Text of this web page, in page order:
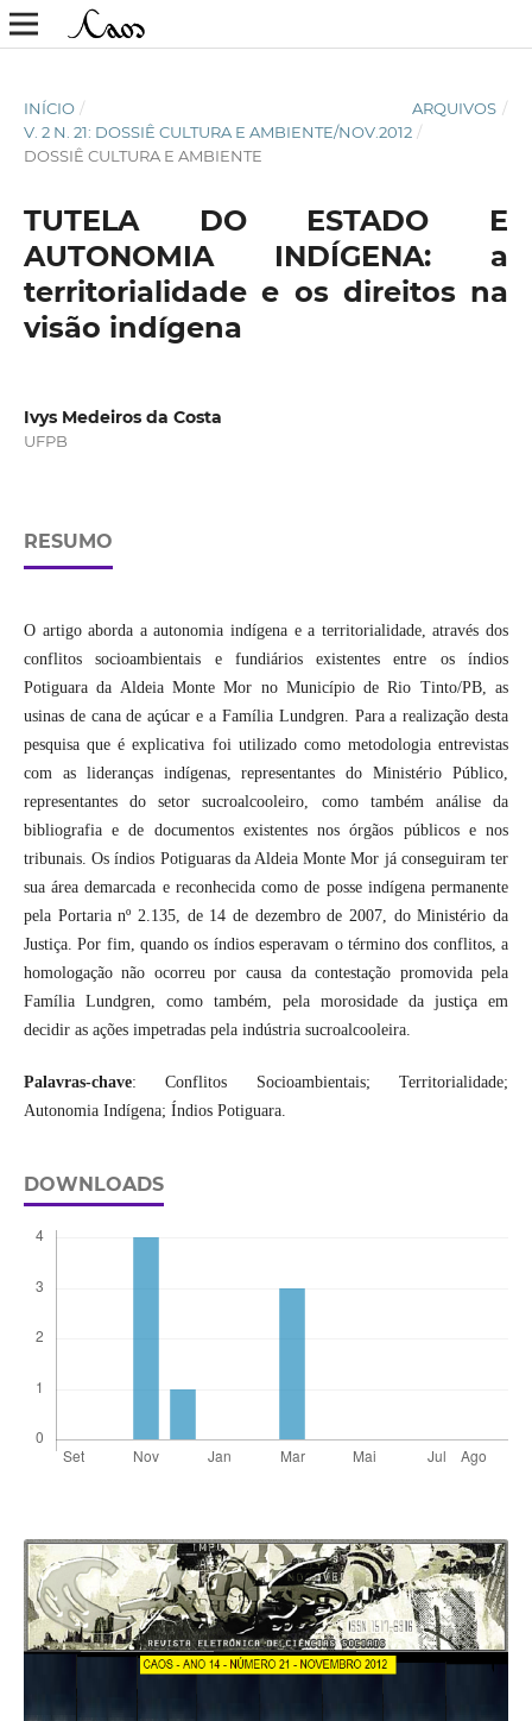
INÍCIO / ARQUIVOS /
V. 2 N. 21: DOSSIÊ CULTURA E AMBIENTE/NOV.2012 /
DOSSIÊ CULTURA E AMBIENTE
TUTELA DO ESTADO E
AUTONOMIA INDÍGENA: a
territorialidade e os direitos na
visão indígena
Ivys Medeiros da Costa
UFPB
RESUMO
O artigo aborda a autonomia indígena e a territorialidade, através dos
conflitos socioambientais e fundiários existentes entre os índios
Potiguara da Aldeia Monte Mor no Município de Rio Tinto/PB, as
usinas de cana de açúcar e a Família Lundgren. Para a realização desta
pesquisa que é explicativa foi utilizado como metodologia entrevistas
com as lideranças indígenas, representantes do Ministério Público,
representantes do setor sucroalcooleiro, como também análise da
bibliografia e de documentos existentes nos órgãos públicos e nos
tribunais. Os índios Potiguaras da Aldeia Monte Mor já conseguiram ter
sua área demarcada e reconhecida como de posse indígena permanente
pela Portaria nº 2.135, de 14 de dezembro de 2007, do Ministério da
Justiça. Por fim, quando os índios esperavam o término dos conflitos, a
homologação não ocorreu por causa da contestação promovida pela
Família Lundgren, como também, pela morosidade da justiça em
decidir as ações impetradas pela indústria sucroalcooleira.
Palavras-chave: Conflitos Socioambientais; Territorialidade;
Autonomia Indígena; Índios Potiguara.
DOWNLOADS